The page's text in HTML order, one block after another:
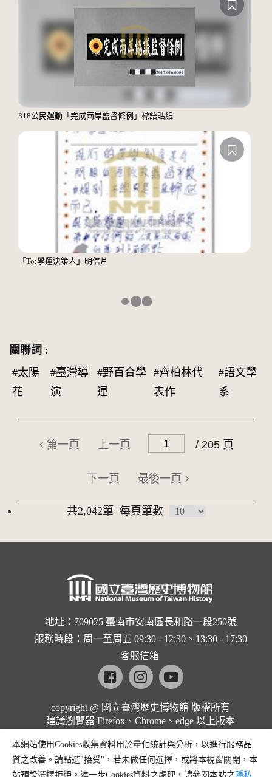
318公民運動「完成兩岸監督條例」標語貼紙
「To:學運決策人」明信片
關聯詞 :
#太陽
花
#臺灣導
演
#野百合學
運
#齊柏林代
表作
#語文學
系
第一頁 上一頁 / 205 頁
下一頁 最後一頁
共2,042筆 每頁筆數
地址：709025 臺南市安南區長和路一段250號
服務時段：周一至周五 09:30 - 12:30、13:30 - 17:30
客服信箱
Facebookinstagramyoutube
copyright @ 國立臺灣歷史博物館 版權所有
建議瀏覽器 Firefox、Chrome、edge 以上版本
本網站使用Cookies收集資料用於量化統計與分析，以進行服務品
質之改善。請點選"接受"，若未做任何選擇，或將本視窗關閉，本
站預設選擇拒絕。進一步Cookies資料之處理，請參閱本站之 隱私